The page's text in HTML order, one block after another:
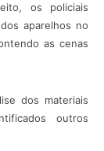
os policiais
aparelhos no
as cenas
dos materiais
outros